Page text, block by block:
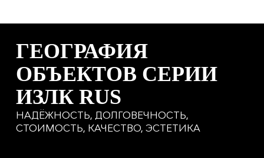
ГЕОГРАФИЯ
ОБЪЕКТОВ СЕРИИ
ИЗЛК RUS
НАДЁЖНОСТЬ, ДОЛГОВЕЧНОСТЬ,
СТОИМОСТЬ, КАЧЕСТВО, ЭСТЕТИКА